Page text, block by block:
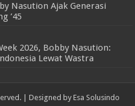
Nasution Ajak Generasi
’45
2026, Bobby Nasution:
Lewat Wastra
| Designed by Esa Solusindo